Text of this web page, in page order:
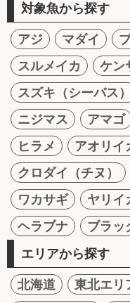
対象魚から探す
アジ マダイ
スルメイカ
ケン
スズキ（シーバス）
ニジマス
アマゴ
ヒラメ
アオリイ
クロダイ（チヌ）
ワカサギ
ヤリイ
ヘラブナ
ブラッ
エリアから探す
北海道 東北エリ